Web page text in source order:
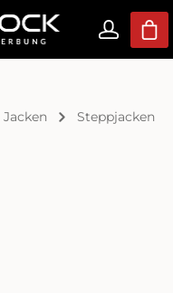
Jacken Steppjacken